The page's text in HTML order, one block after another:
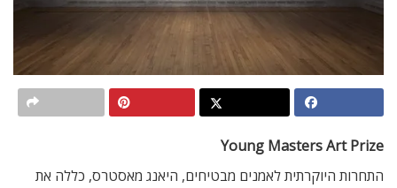
Young Masters Art Prize
התחרות היוקרתית לאמנים מבטיחים, היאנג מאסטרס, כללה את